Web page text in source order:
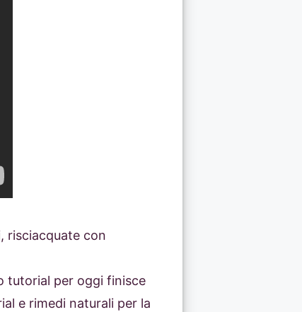
risciacquate con
tutorial per oggi finisce
e rimedi naturali per la